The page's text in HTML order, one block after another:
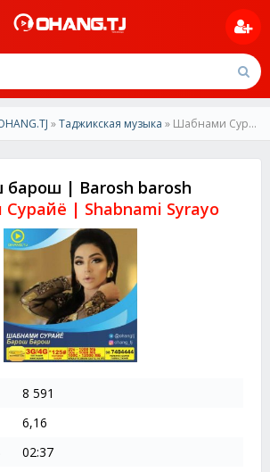
»Таджикская музыка » Шабнами Сурайё-Барош барош | Shabnami Surayo-Barosh barosh
барош | Barosh barosh
| Shabnami Syrayo
8 591
6,16
02:37